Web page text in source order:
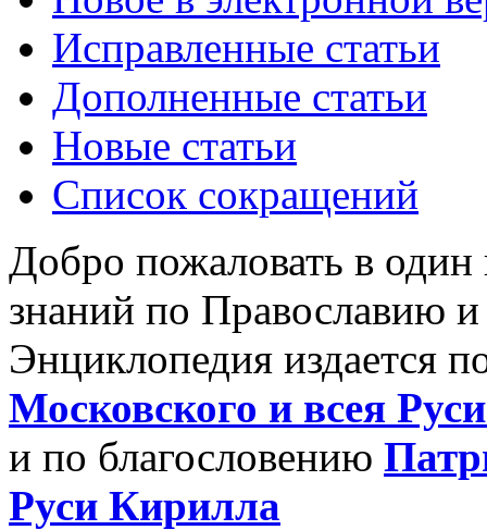
Исправленные статьи
Дополненные статьи
Новые статьи
Список сокращений
Добро пожаловать в
знаний по Православию
Энциклопедия издается
Московского и всея
и по благословению
Руси Кирилла